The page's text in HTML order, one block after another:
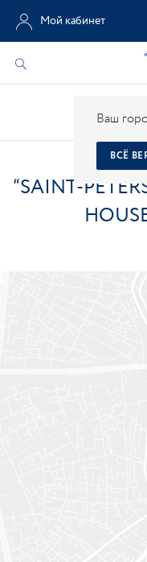
Ваш
ВСЁ
Мой кабинет
“Saint-
“SAINT-